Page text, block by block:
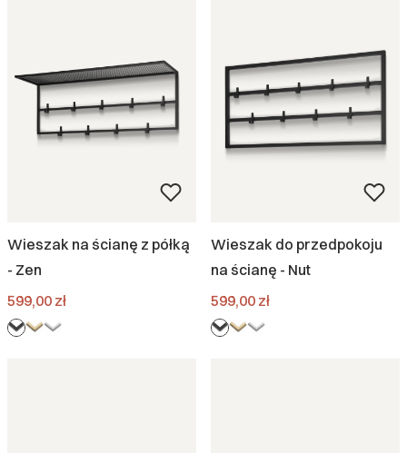
Wieszak na ścianę z półką
- Zen
Cena
599,00 zł
Wieszak do przedpokoju
na ścianę - Nut
Cena
599,00 zł